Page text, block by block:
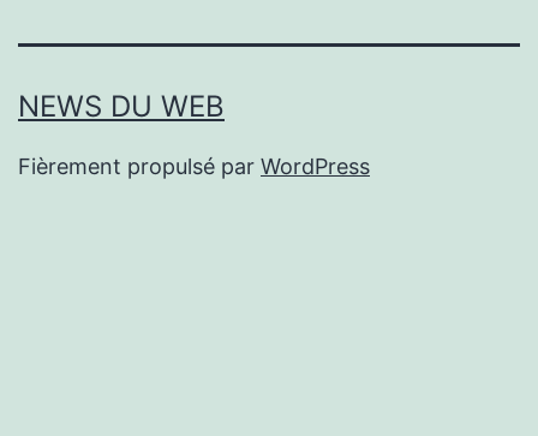
NEWS DU WEB
Fièrement propulsé par WordPress